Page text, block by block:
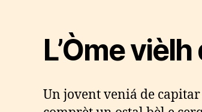
L’Òme
Un jovent veniá de capitar